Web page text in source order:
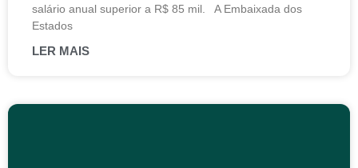
salário anual superior a R$ 85 mil. A Embaixada dos
Estados
LER MAIS